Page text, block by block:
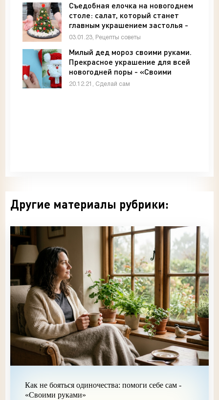
Съедобная елочка на новогоднем
столе: салат, который станет
главным украшением застолья -
«Рецепты советы»
03.01.23, Рецепты советы
Милый дед мороз своими руками.
Прекрасное украшение для всей
новогодней поры - «Своими
руками»
20.12.21, Сделай сам
Другие материалы рубрики:
Как не бояться одиночества: помоги себе сам -
«Своими руками»